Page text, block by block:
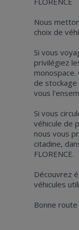
Nous
choix de
Si vous
privilégiez
de
vous
Si vous
véhicule de
nous vous
citadine,
FLORENCE.
Découvrez
véhicules
Bonne route